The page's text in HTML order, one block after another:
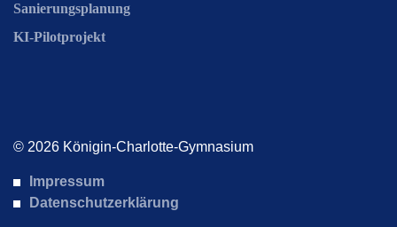
Sanierungsplanung
KI-Pilotprojekt
Impressum
Datenschutzerklärung
© 2026 Königin-Charlotte-Gymnasium